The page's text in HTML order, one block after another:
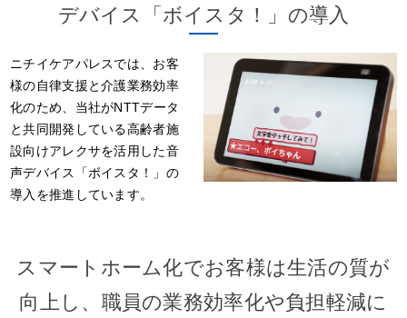
デバイス「ボイスタ！」の導入
ニチイケアパレスでは、お客
様の自律支援と介護業務効率
化のため、当社がNTTデータ
と共同開発している高齢者施
設向けアレクサを活用した音
声デバイス「ボイスタ！」の
導入を推進しています。
スマートホーム化でお客様は生活の質が
向上し、職員の業務効率化や負担軽減に